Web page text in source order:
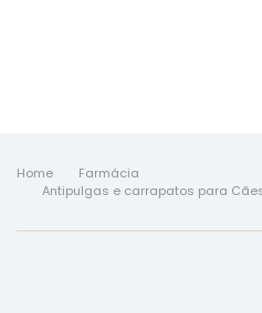
Home
Farmácia
Antipulgas e carrapatos para Cães